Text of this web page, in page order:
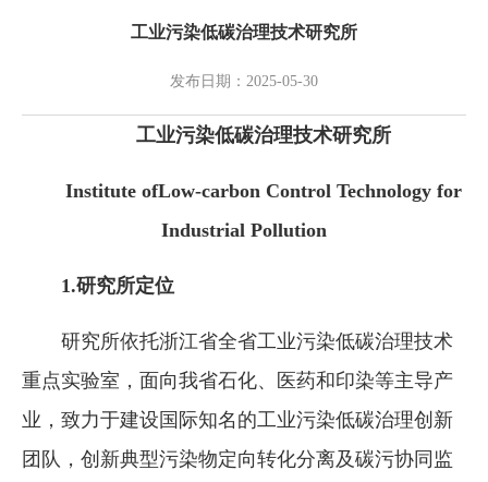
工业污染低碳治理技术研究所
发布日期：2025-05-30
工业污染低碳治理技术研究所
Institute ofLow-carbon Control Technology for
Industrial Pollution
1.研究所定位
研究所依托浙江省全省工业污染低碳治理技术
重点实验室，面向我省石化、医药和印染等主导产
业，致力于建设国际知名的工业污染低碳治理创新
团队，创新典型污染物定向转化分离及碳污协同监